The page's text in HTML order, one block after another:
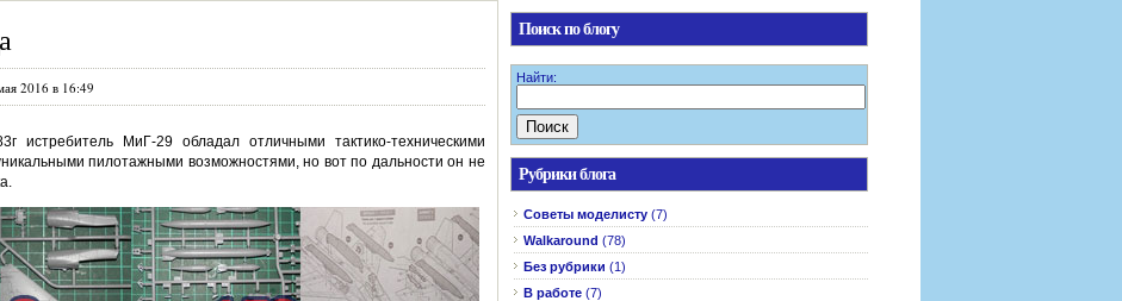
2016 в 16:49
истребитель МиГ-29 обладал отличными тактико-техническими
пилотажными возможностями, но вот по дальности он не
Поиск по блогу
Найти:
Рубрики блога
Cоветы моделисту (7)
Walkaround (78)
Без рубрики (1)
В работе (7)